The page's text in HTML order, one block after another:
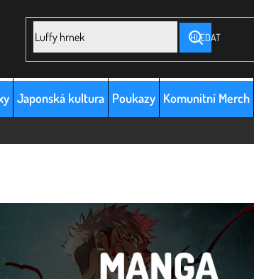
HLEDAT
Japonská kultura Poukazy Komunitní Merch